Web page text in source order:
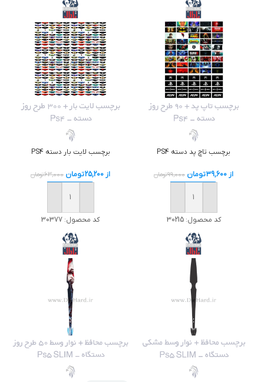
برچسب تاچ پد دسته PS4
از39,600تومان 99,000تومان
خرید
کد محصول:30215
برچسب لايت بار دسته PS4
از25,200تومان 63,000تومان
خرید
کد محصول: 30377